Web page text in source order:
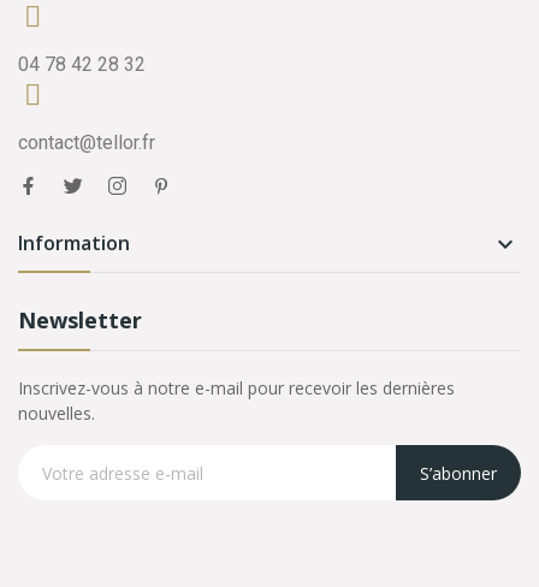
04 78 42 28 32
contact@tellor.fr
Information 
Newsletter
Inscrivez-vous à notre e-mail pour recevoir les dernières
nouvelles.
S’abonner